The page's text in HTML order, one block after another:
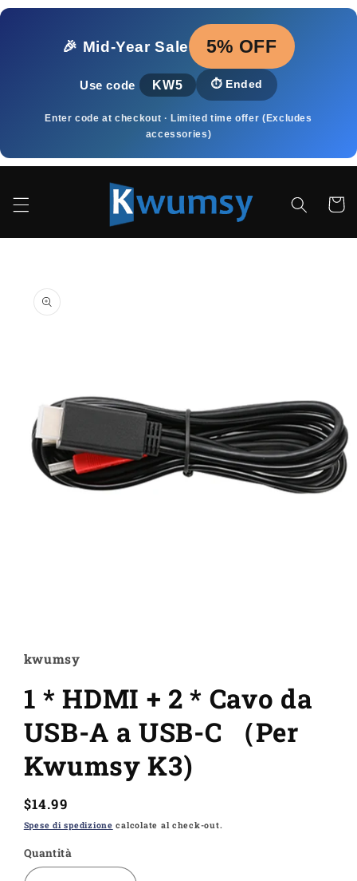
Vai
🎉 Mid‑Year Sale
5% OFF
Use code KW5 ⏱️ Ended
Enter code at checkout · Limited time offer (Excludes
accessories)
informazioni
sul prodotto
1
in
modale
kwumsy
1 * HDMI + 2 * Cavo da
USB-A a USB-C （Per
Kwumsy K3)
Prezzo
di
$14.99
Spese di spedizione calcolate al check-out.
Quantità